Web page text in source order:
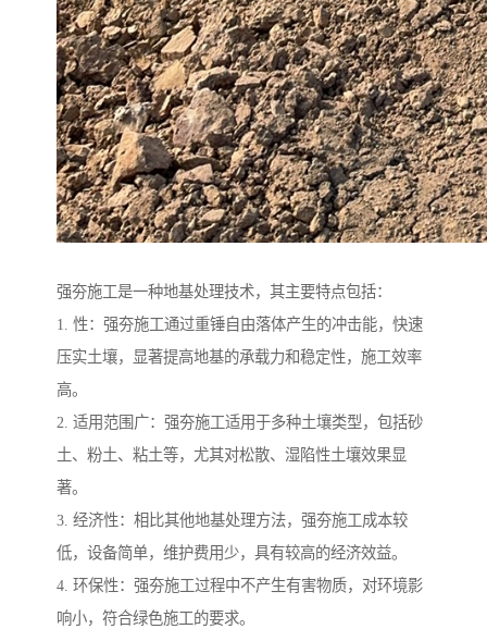
强夯施工是一种地基处理技术，其主要特点包括：
1. 性：强夯施工通过重锤自由落体产生的冲击能，快速
压实土壤，显著提高地基的承载力和稳定性，施工效率
高。
2. 适用范围广：强夯施工适用于多种土壤类型，包括砂
土、粉土、粘土等，尤其对松散、湿陷性土壤效果显
著。
3. 经济性：相比其他地基处理方法，强夯施工成本较
低，设备简单，维护费用少，具有较高的经济效益。
4. 环保性：强夯施工过程中不产生有害物质，对环境影
响小，符合绿色施工的要求。